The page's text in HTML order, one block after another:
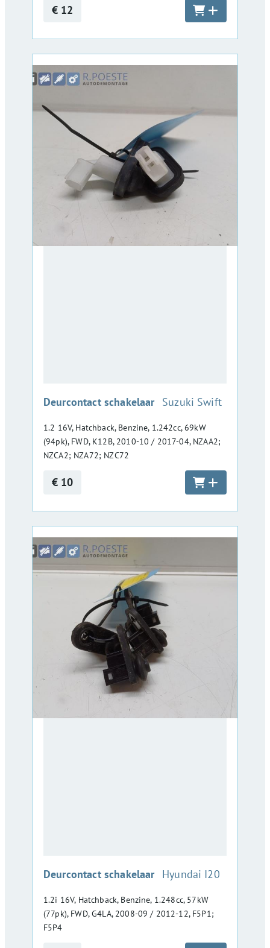
€ 12
Deurcontact schakelaar :Suzuki Swift
1.2 16V, Hatchback, Benzine, 1.242cc, 69kW
(94pk), FWD, K12B, 2010-10 / 2017-04, NZAA2;
NZCA2; NZA72; NZC72
€ 10
Deurcontact schakelaar :Hyundai I20
1.2i 16V, Hatchback, Benzine, 1.248cc, 57kW
(77pk), FWD, G4LA, 2008-09 / 2012-12, F5P1;
F5P4